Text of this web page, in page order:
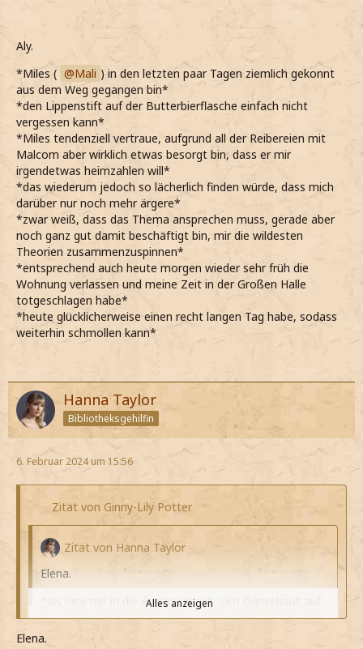
Aly.
*Miles (
Mali ) in den letzten paar Tagen ziemlich gekonnt
aus dem Weg gegangen bin*
*den Lippenstift auf der Butterbierflasche einfach nicht
vergessen kann*
*Miles tendenziell vertraue, aufgrund all der Reibereien mit
Malcom aber wirklich etwas besorgt bin, dass er mir
irgendetwas heimzahlen will*
*das wiederum jedoch so lächerlich finden würde, dass mich
darüber nur noch mehr ärgere*
*zwar weiß, dass das Thema ansprechen muss, gerade aber
noch ganz gut damit beschäftigt bin, mir die wildesten
Theorien zusammenzuspinnen*
*entsprechend auch heute morgen wieder sehr früh die
Wohnung verlassen und meine Zeit in der Großen Halle
totgeschlagen habe*
*heute glücklicherweise einen recht langen Tag habe, sodass
weiterhin schmollen kann*
Hanna Taylor
Bibliotheksgehilfin
6. Februar 2024 um 15:56
Zitat von Ginny-Lily Potter
Zitat von Hanna Taylor
Elena.
*als Jace mir in die Augen schaut, sich Gänsehaut auf
meinem Körper ausbreitet*
*nicht weiß, ob das gut oder schlecht ist und evtl.
Alles anzeigen
Elena.